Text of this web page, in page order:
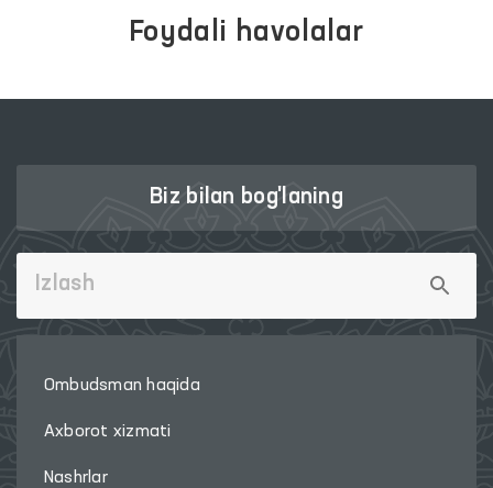
Foydali havolalar
Biz bilan bog'laning
Ombudsman haqida
Axborot xizmati
Nashrlar